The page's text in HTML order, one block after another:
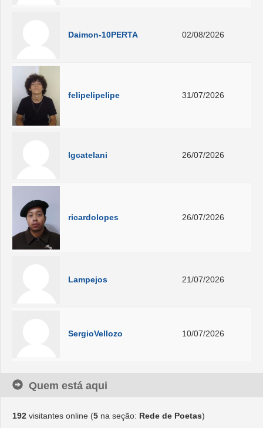
Daimon-10PERTA 02/08/2026
felipelipelipe 31/07/2026
lgcatelani 26/07/2026
ricardolopes 26/07/2026
Lampejos 21/07/2026
SergioVellozo 10/07/2026
Quem está aqui
192 visitantes online (5 na seção: Rede de Poetas)